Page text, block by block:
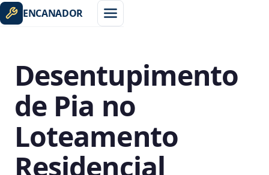
ENCANADOR
Desentupimento
de Pia no
Loteamento
Residencial